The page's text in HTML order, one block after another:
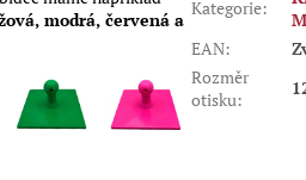
modrá, červená a
Kategorie:
EAN:
Rozměr
otisku: